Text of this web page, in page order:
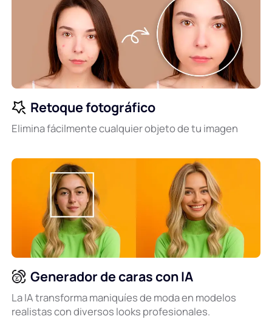
Retoque fotográfico
Elimina fácilmente cualquier objeto de tu imagen
Generador de caras con IA
La IA transforma maniquíes de moda en modelos
realistas con diversos looks profesionales.